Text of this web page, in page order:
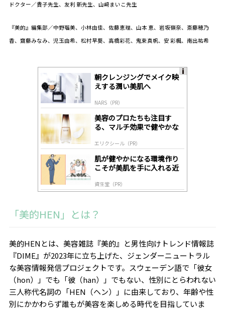
ドクター／貴子先生、友利 新先生、山﨑まいこ先生
『美的』編集部／中野瑠美、小林由佳、佐藤恵理、山本 恵、岩坂嶺奈、斎藤穂乃
香、齋藤みなみ、児玉由希、松村早葵、高橋彩花、鬼束真帆、安 彩楓、南出祐希
朝クレンジングでメイク映
えする潤い美肌へ
NARS（PR）
美容のプロたちも注目す
る、マルチ効果で健やかな
エリクシール（PR）
肌が健やかになる環境作り
こそが美肌を手に入れる近
資生堂（PR）
「美的HEN」とは？
美的HENとは、美容雑誌『美的』と男性向けトレンド情報誌
『DIME』が2023年に立ち上げた、ジェンダーニュートラル
な美容情報発信プロジェクトです。スウェーデン語で「彼女
（hon）」でも「彼（han）」でもない、性別にとらわれない
三人称代名詞の「HEN（ヘン）」に由来しており、年齢や性
別にかかわらず誰もが美容を楽しめる時代を目指していま